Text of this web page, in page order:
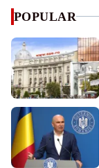
POPULAR